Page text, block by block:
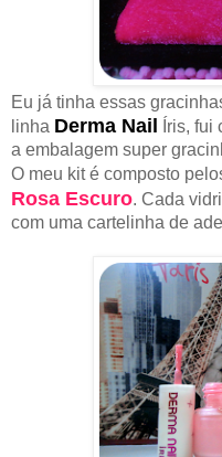
Eu já tinha essas
linha Derma Nail
Íris, fui
a embalagem super
O meu kit é composto
Rosa Escuro. Cada
com uma cartelinha de